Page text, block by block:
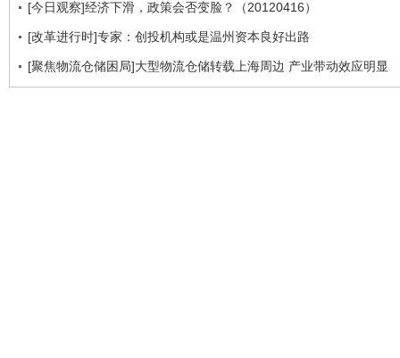
[今日观察]经济下滑，政策会否变脸？（20120416）
[改革进行时]专家：创投机构或是温州资本良好出路
[聚焦物流仓储困局]大型物流仓储转载上海周边 产业带动效应明显